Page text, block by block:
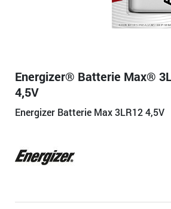
Energizer® Batterie Max®
4,5V
Energizer Batterie Max 3LR12 4,5V